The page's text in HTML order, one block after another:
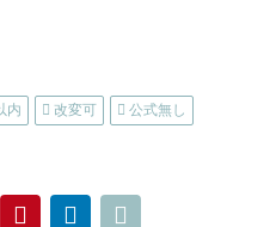
内 改変可 公式無し